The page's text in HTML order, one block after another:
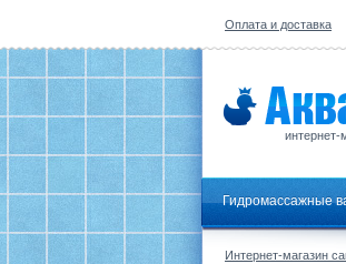
Оплата и доставка
интернет-
Гидромассажные
Интернет-магазин